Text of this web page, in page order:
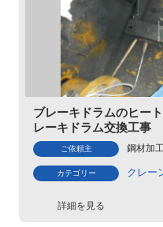
ブレーキドラムのヒー
レーキドラム交換工事
ご依頼主 鋼材加
カテゴリー クレー
詳細を見る